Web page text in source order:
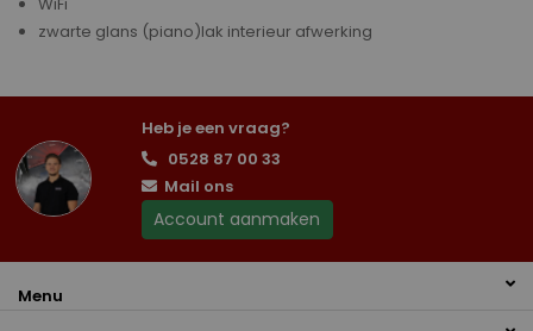
zwarte glans (piano)lak interieur afwerking
Heb je een vraag?
0528 87 00 33
Mail ons
Account aanmaken
Menu